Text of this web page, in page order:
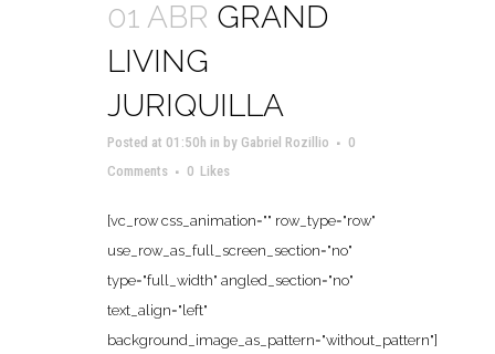
01 ABR GRAND
LIVING
JURIQUILLA
Posted at 01:50h in by Gabriel Rozillio
0
Comments
0 Likes
[vc_row css_animation="" row_type="row"
use_row_as_full_screen_section="no"
type="full_width" angled_section="no"
text_align="left"
background_image_as_pattern="without_pattern"]